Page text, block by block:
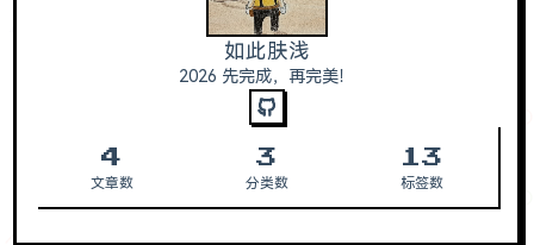
如此肤浅
2026 先完成，再完美！
4
文章数
3
分类数
13
标签数